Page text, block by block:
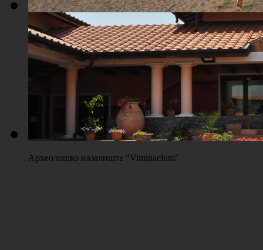
Плажа "Топољар" - Терени на песку
Археолошко назалиште "Viminacium"